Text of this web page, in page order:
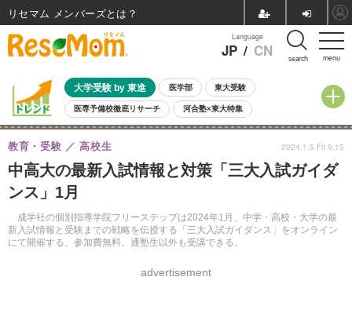
menu
Language
JP / CN search
大学受験 by 東進 医学部 東大受験
医専予備校徹底リサーチ 河合塾×東大特集
親子で考える大学選び 高校受験 中学受験 小学校受験
共通テスト 夏休み
8月開催イベント・WS 全国公立高校 過去問 人気記事
自由研究教材（小学生向け）
中高大の最新入試情報と対策「三大入試ガイダ
ンス」1月
成学社の個別指導学院フリーステップは2024年1月、中学・高校・大学の最
新入試情報と受験までの戦略を伝授する「三大入試ガイダンス」をオンライン
にて開催する。参加費無料。通塾生以外も受講できる。
教育・受験 高校生
advertisement
2024.1.5 Fri 9:15
リセマム メンバーズ